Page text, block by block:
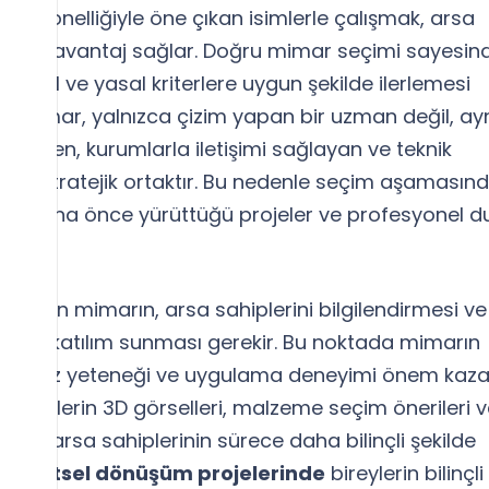
öne çıkan isimlerle çalışmak, arsa
bir avantaj sağlar. Doğru mimar seçimi
ve yasal kriterlere uygun şekilde ilerlemesi
Mimar, yalnızca çizim yapan bir uzman değil,
kurumlarla iletişimi sağlayan ve teknik
bir stratejik ortaktır. Bu nedenle seçim
daha önce yürüttüğü projeler ve profesyonel
mimarın, arsa sahiplerini bilgilendirmesi ve
katılım sunması gerekir. Bu noktada mimarın
analiz yeteneği ve uygulama deneyimi önem
projelerin 3D görselleri, malzeme seçim önerileri
arsa sahiplerinin sürece daha bilinçli şekilde
Kentsel dönüşüm projelerinde bireylerin bilinçli